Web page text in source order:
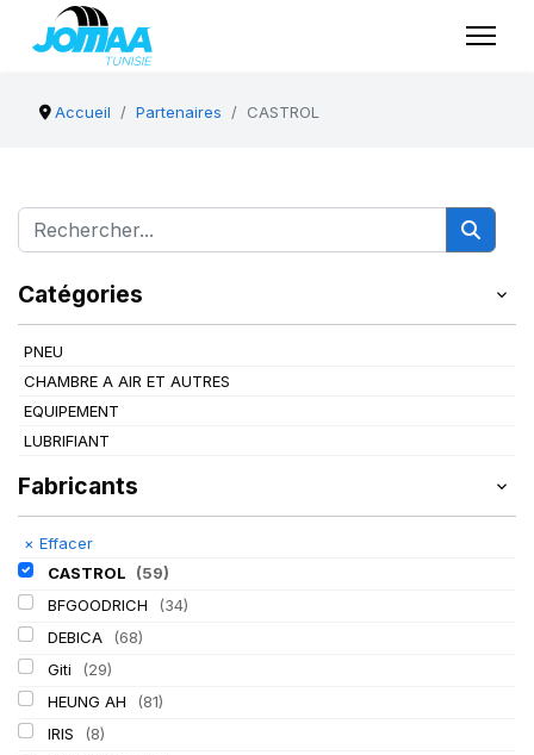
Accueil Partenaires CASTROL
Catégories
PNEU
CHAMBRE A AIR ET AUTRES
EQUIPEMENT
LUBRIFIANT
Fabricants
× Effacer
CASTROL
(59)
BFGOODRICH
(34)
DEBICA
(68)
Giti
(29)
HEUNG AH
(81)
IRIS
(8)